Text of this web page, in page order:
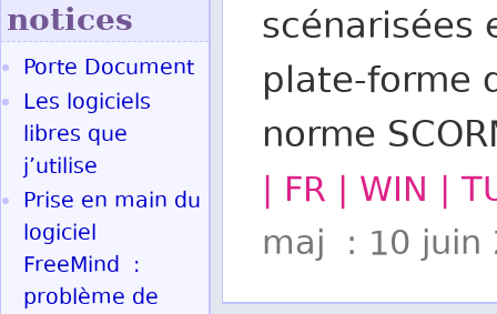
scénarisées
plate-forme
norme
| FR | WIN |
maj : 10 juin
notices
Porte Document
Les logiciels
libres que
j’utilise
Prise en main du
logiciel
FreeMind :
problème de